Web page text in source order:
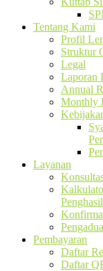
Tentang Kami
Profil
Struktur
Legal
Laporan
Annual
Monthly
Layanan
Pembayaran
Daftar
Daftar